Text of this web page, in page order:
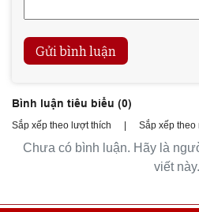
Gửi bình luận
Bình luận tiêu biểu (0)
Sắp xếp theo lượt thích | Sắp xếp theo
Chưa có bình luận. Hãy là
viết này.